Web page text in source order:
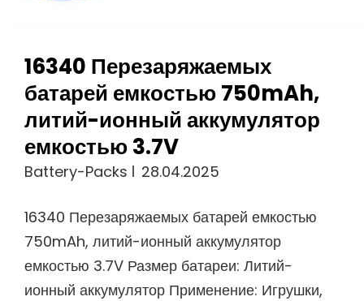
16340 Перезаряжаемых
батарей емкостью 750mAh,
литий-ионный аккумулятор
емкостью 3.7V
Battery-Packs 28.04.2025
16340 Перезаряжаемых батарей емкостью
750mAh, литий-ионный аккумулятор
емкостью 3.7V Размер батареи: Литий-
ионный аккумулятор Применение: Игрушки,